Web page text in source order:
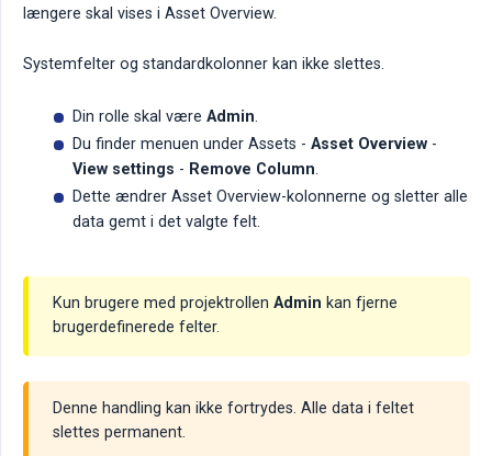
længere skal vises i Asset Overview.
Systemfelter og standardkolonner kan ikke slettes.
Din rolle skal være Admin.
Du finder menuen under Assets - Asset Overview -
View settings - Remove Column.
Dette ændrer Asset Overview-kolonnerne og sletter alle
data gemt i det valgte felt.
Kun brugere med projektrollen Admin kan fjerne
brugerdefinerede felter.
Denne handling kan ikke fortrydes. Alle data i feltet
slettes permanent.